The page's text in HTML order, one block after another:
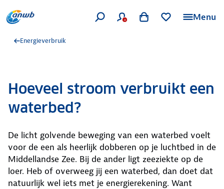
Menu
Energieverbruik
Hoeveel stroom verbruikt een
waterbed?
De licht golvende beweging van een waterbed voelt
voor de een als heerlijk dobberen op je luchtbed in de
Middellandse Zee. Bij de ander ligt zeeziekte op de
loer. Heb of overweeg jij een waterbed, dan doet dat
natuurlijk wel iets met je energierekening. Want